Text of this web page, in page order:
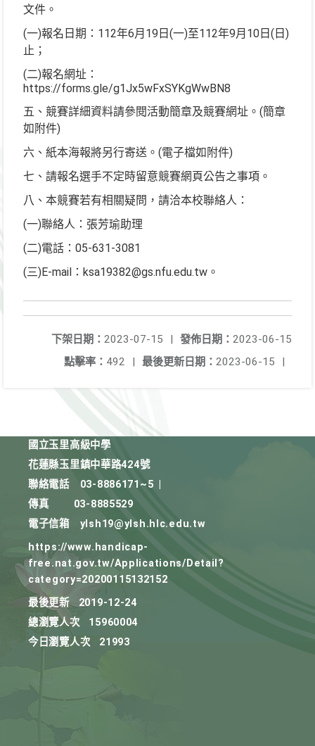
文件。
(一)報名日期：112年6月19日(一)至112年9月10日(日)
止；
(二)報名網址：
https://forms.gle/g1Jx5wFxSYKgWwBN8
五、競賽詳細資料請參閱活動簡章及競賽網址。(簡章
如附件)
六、紙本海報將另行寄送。(電子檔如附件)
七、請報名選手不定時留意競賽網頁公告之事項。
八、本競賽若有相關疑問，請洽本校聯絡人：
(一)聯絡人：張芳瑜助理
(二)電話：05-631-3081
(三)E-mail：ksa19382@gs.nfu.edu.tw。
發佈日期： 2023-06-15
下架日期： 2023-07-15
|
最後更新日期： 2023-06-15 |
點擊率： 492 |
國立玉里高級中學
花蓮縣玉里鎮中華路424號
聯絡電話
03-8886171~5
傳真
03-8885529
電子信箱
ylsh19@ylsh.hlc.edu.tw
https://www.handicap-
free.nat.gov.tw/Applications/Detail?
category=20200115132152
最後更新
2019-12-24
總瀏覽人次
15960004
今日瀏覽人次
21993